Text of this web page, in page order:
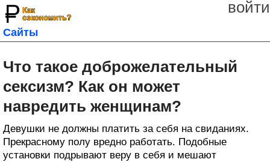
войти
Сайты
Что такое доброжелательный
сексизм? Как он может
навредить женщинам?
Девушки не должны платить за себя на свиданиях.
Прекрасному полу вредно работать. Подобные
установки подрывают веру в себя и мешают